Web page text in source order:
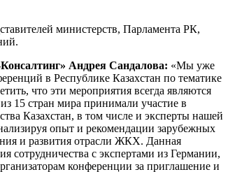
министерств, Парламента РК,
Андрея Сандалова: «Мы уже
в Республике Казахстан по тематике
что эти мероприятия всегда являются
15 стран мира принимали участие в
Казахстан, в том числе и эксперты нашей
опыт и рекомендации зарубежных
и развития отрасли ЖКХ. Данная
сотрудничества с экспертами из Германии,
конференции за приглашение и